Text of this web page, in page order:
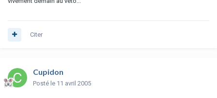
Citer
Cupidon
Posté le 11 avril 2005